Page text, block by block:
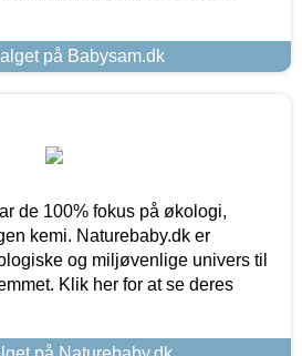
på Babysam.dk
de 100% fokus på økologi,
kemi. Naturebaby.dk er
og miljøvenlige univers til
Klik her for at se deres